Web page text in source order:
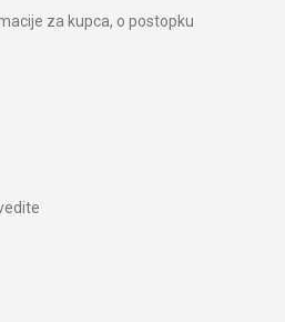
za kupca, o postopku